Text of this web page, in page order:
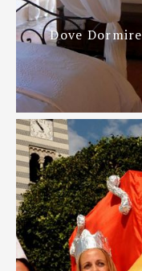
Dove Dormire